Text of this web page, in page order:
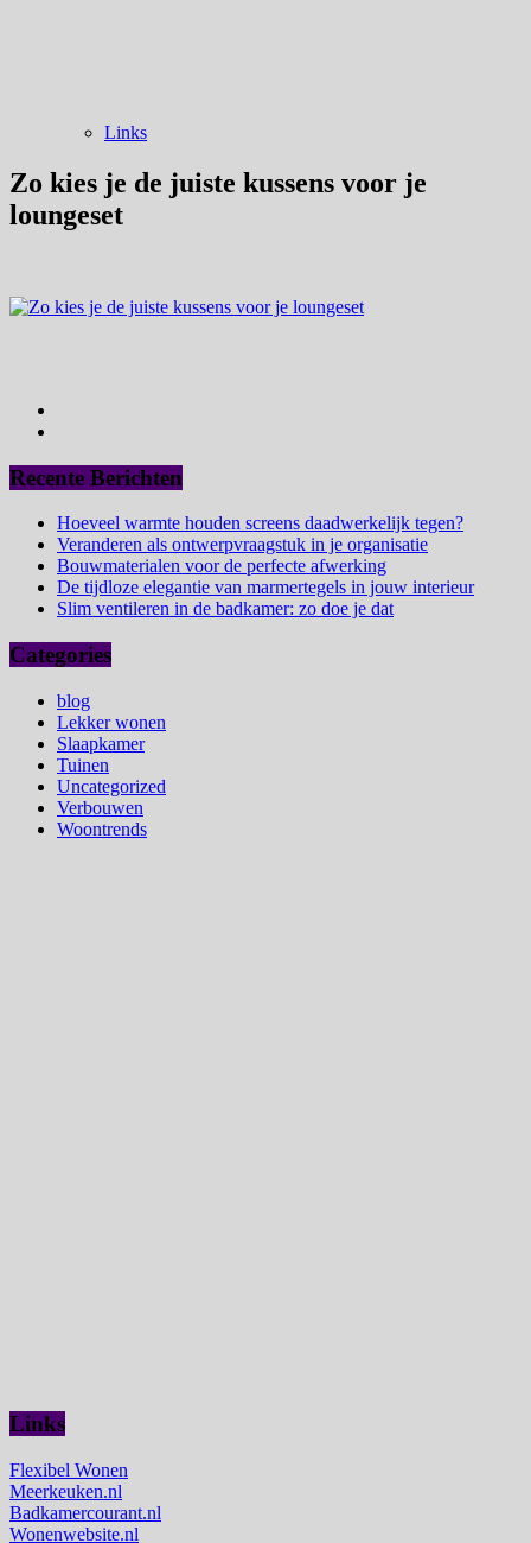
Links
Zo kies je de juiste kussens voor je
loungeset
Recente Berichten
Hoeveel warmte houden screens daadwerkelijk tegen?
Veranderen als ontwerpvraagstuk in je organisatie
Bouwmaterialen voor de perfecte afwerking
De tijdloze elegantie van marmertegels in jouw interieur
Slim ventileren in de badkamer: zo doe je dat
Categories
blog
Lekker wonen
Slaapkamer
Tuinen
Uncategorized
Verbouwen
Woontrends
Links
Flexibel Wonen
Meerkeuken.nl
Badkamercourant.nl
Wonenwebsite.nl